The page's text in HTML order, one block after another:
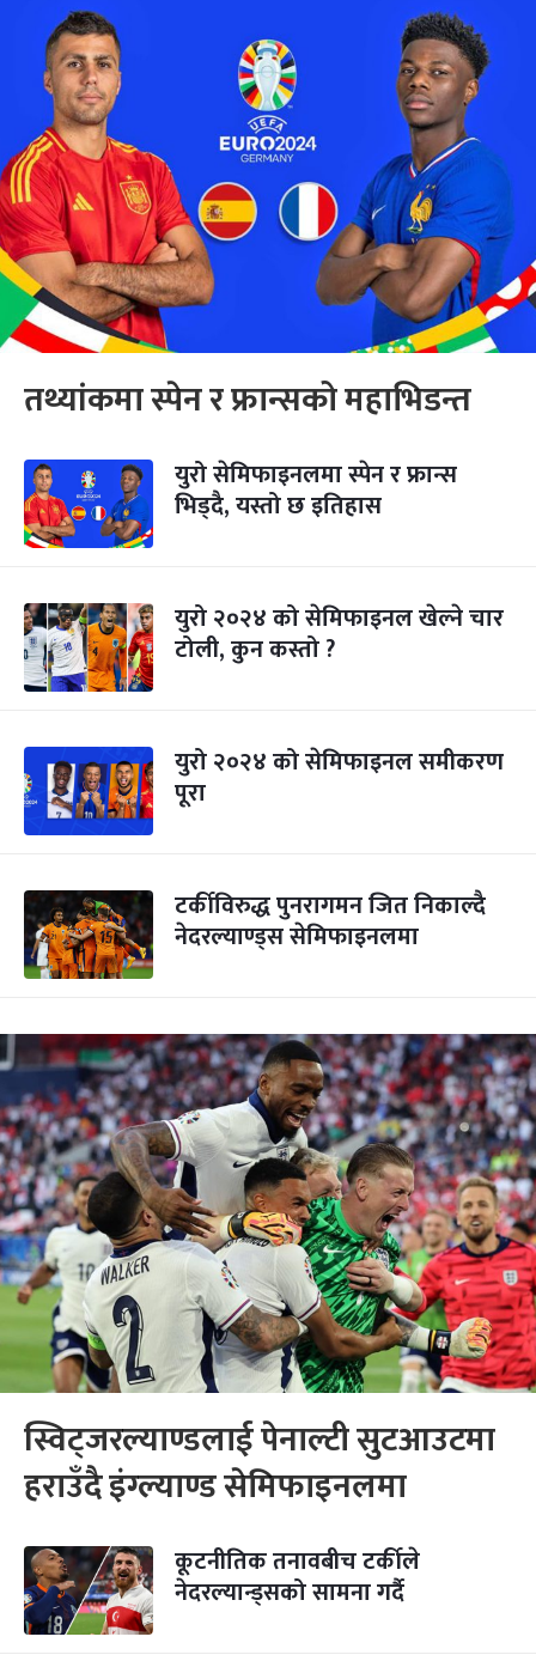
तथ्यांकमा स्पेन र फ्रान्सको महाभिडन्त
युरो सेमिफाइनलमा स्पेन र फ्रान्स
भिड्दै, यस्तो छ इतिहास
युरो २०२४ को सेमिफाइनल खेल्ने चार
टोली, कुन कस्तो ?
युरो २०२४ को सेमिफाइनल समीकरण
पूरा
टर्कीविरुद्ध पुनरागमन जित निकाल्दै
नेदरल्याण्ड्स सेमिफाइनलमा
स्विट्जरल्याण्डलाई पेनाल्टी सुटआउटमा
हराउँदै इंग्ल्याण्ड सेमिफाइनलमा
कूटनीतिक तनावबीच टर्कीले
नेदरल्यान्ड्सको सामना गर्दै